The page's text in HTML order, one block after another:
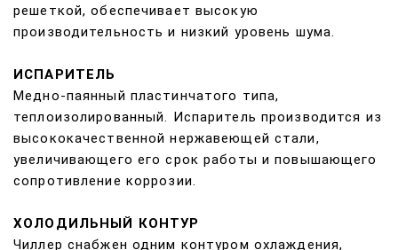
решеткой, обеспечивает высокую
производительность и низкий уровень шума.
ИСПАРИТЕЛЬ
Медно-паянный пластинчатого типа,
теплоизолированный. Испаритель производится из
высококачественной нержавеющей стали,
увеличивающего его срок работы и повышающего
сопротивление коррозии.
ХОЛОДИЛЬНЫЙ КОНТУР
Чиллер снабжен одним контуром охлаждения,